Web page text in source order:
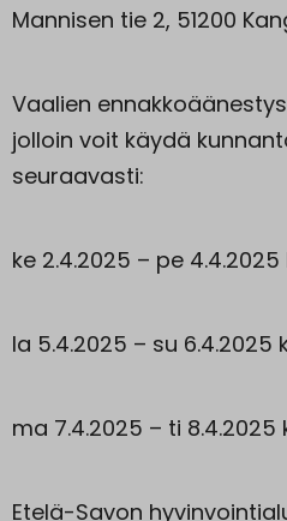
Mannisen tie 2, 51200
Vaalien
jolloin voit käydä
seuraavasti:
ke 2.4.2025 – pe 4.4.2025
la 5.4.2025 – su 6.4.2025
ma 7.4.2025 – ti 8.4.2025
Etelä-Savon